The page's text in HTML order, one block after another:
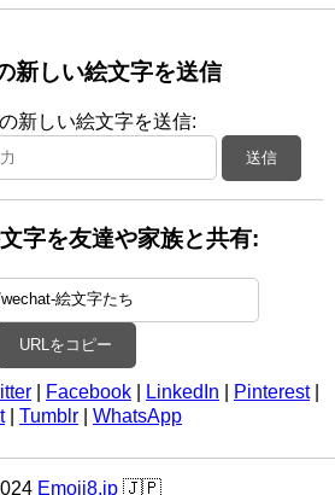
新しい絵文字を送信
新しい絵文字を送信:
送信
字を友達や家族と共有:
URLをコピー
Facebook LinkedIn Pinterest|
| Tumblr WhatsApp
Emoji8.jp🇯🇵